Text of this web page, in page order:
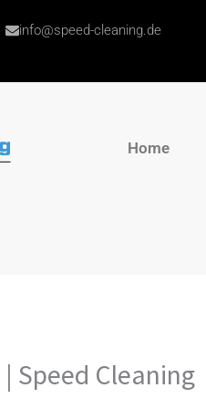
info@speed-cleaning.de
Home
Speed Cleaning